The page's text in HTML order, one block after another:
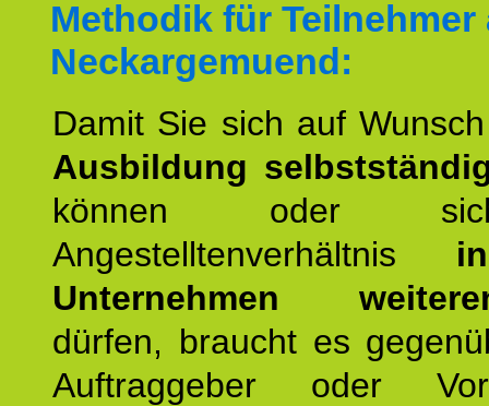
Methodik für Teilnehmer
Neckargemuend:
Damit Sie sich auf
Ausbildung
können oder
Angestelltenverhältnis
Unternehmen
dürfen, braucht es
Auftraggeber oder